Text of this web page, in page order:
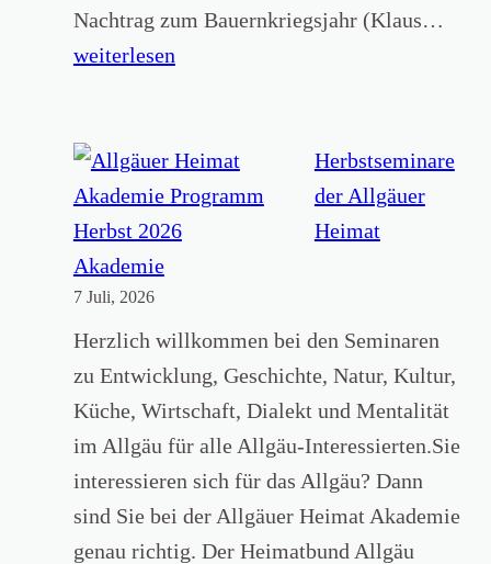
m
e
i
n
a
c
h
e
“
Nachtrag zum Bauernkriegsjahr (Klaus…
2
J
u
n
2
weiterlesen
Herbstseminare
der Allgäuer
Heimat
Akademie
7 Juli, 2026
Herzlich willkommen bei den Seminaren
zu Entwicklung, Geschichte, Natur, Kultur,
Küche, Wirtschaft, Dialekt und Mentalität
im Allgäu für alle Allgäu-Interessierten.Sie
interessieren sich für das Allgäu? Dann
sind Sie bei der Allgäuer Heimat Akademie
genau richtig. Der Heimatbund Allgäu